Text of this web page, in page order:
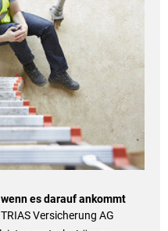
es darauf ankommt
Versicherung AG